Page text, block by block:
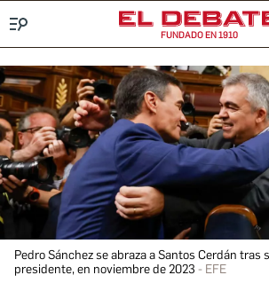
FUNDADO EN 1910
Pedro Sánchez se abraza a Santos Cerdán tras
presidente, en noviembre de 2023
EFE